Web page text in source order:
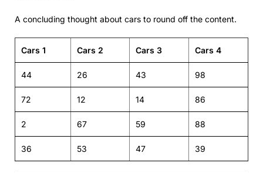
A concluding thought about cars to round off the content.
Cars 1 Cars 2 Cars 3 Cars 4
44 26 43 98
72 12 14 86
2 67 59 88
36 53 47 39